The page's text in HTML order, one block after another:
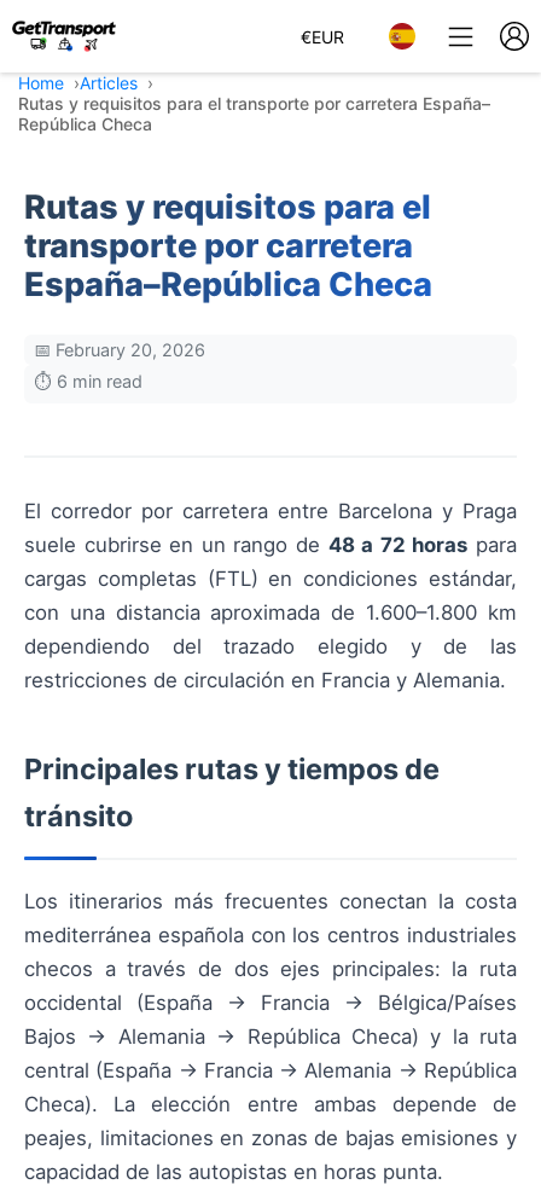
€EUR
Home
Articles
Rutas y requisitos para el transporte por carretera España–
República Checa
Rutas y requisitos para el
transporte por carretera
España–República Checa
📅 February 20, 2026
⏱️ 6 min read
El corredor por carretera entre Barcelona y Praga
suele cubrirse en un rango de 48 a 72 horas para
cargas completas (FTL) en condiciones estándar,
con una distancia aproximada de 1.600–1.800 km
dependiendo del trazado elegido y de las
restricciones de circulación en Francia y Alemania.
Principales rutas y tiempos de
tránsito
Los itinerarios más frecuentes conectan la costa
mediterránea española con los centros industriales
checos a través de dos ejes principales: la ruta
occidental (España → Francia → Bélgica/Países
Bajos → Alemania → República Checa) y la ruta
central (España → Francia → Alemania → República
Checa). La elección entre ambas depende de
peajes, limitaciones en zonas de bajas emisiones y
capacidad de las autopistas en horas punta.